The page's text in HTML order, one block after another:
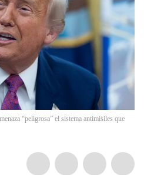
“peligrosa” el sistema antimisiles que